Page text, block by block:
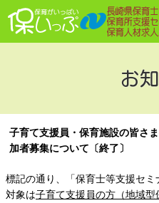
お
子育て支援員・保育施設の皆さ
加者募集について〔終了〕
標記の通り、「保育士等支援セミ
対象は子育て支援員の方（地域型